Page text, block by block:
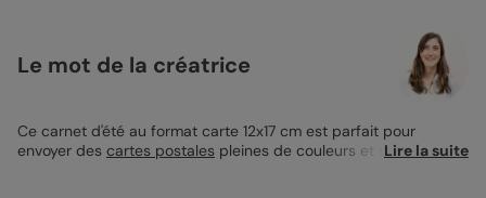
Le mot de la créatrice
Ce carnet d'été au format carte 12x17 cm est parfait pour
envoyer des cartes postales pleines de couleurs et de soleil. Le
Lire la suite